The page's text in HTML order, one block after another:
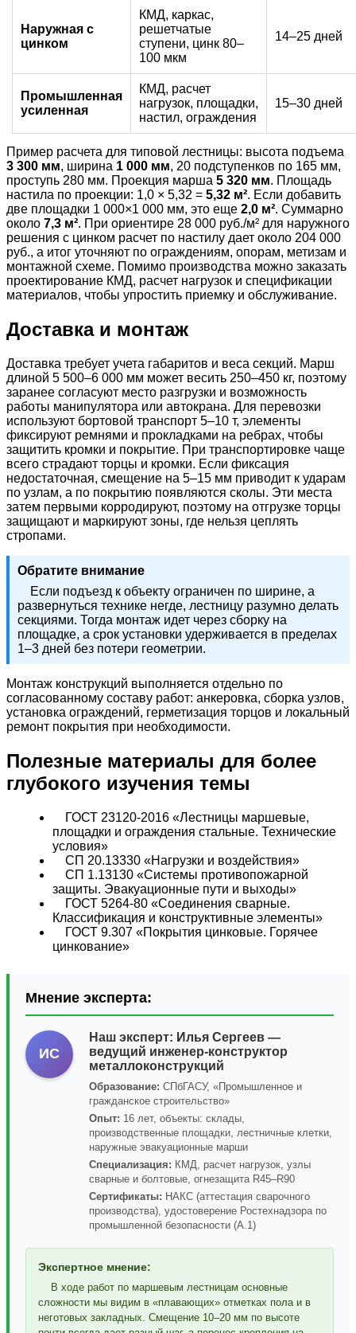
Наружная с
цинком
КМД, каркас,
решетчатые
ступени, цинк 80–
100 мкм
14–25 дней
Промышленная
усиленная
КМД, расчет
нагрузок, площадки,
настил, ограждения
15–30 дней
Пример расчета для типовой лестницы: высота подъема
3 300 мм, ширина 1 000 мм, 20 подступенков по 165 мм,
проступь 280 мм. Проекция марша 5 320 мм. Площадь
настила по проекции: 1,0 × 5,32 = 5,32 м². Если добавить
две площадки 1 000×1 000 мм, это еще 2,0 м². Суммарно
около 7,3 м². При ориентире 28 000 руб./м² для наружного
решения с цинком расчет по настилу дает около 204 000
руб., а итог уточняют по ограждениям, опорам, метизам и
монтажной схеме. Помимо производства можно заказать
проектирование КМД, расчет нагрузок и спецификации
материалов, чтобы упростить приемку и обслуживание.
Доставка и монтаж
Доставка требует учета габаритов и веса секций. Марш
длиной 5 500–6 000 мм может весить 250–450 кг, поэтому
заранее согласуют место разгрузки и возможность
работы манипулятора или автокрана. Для перевозки
используют бортовой транспорт 5–10 т, элементы
фиксируют ремнями и прокладками на ребрах, чтобы
защитить кромки и покрытие. При транспортировке чаще
всего страдают торцы и кромки. Если фиксация
недостаточная, смещение на 5–15 мм приводит к ударам
по узлам, а по покрытию появляются сколы. Эти места
затем первыми корродируют, поэтому на отгрузке торцы
защищают и маркируют зоны, где нельзя цеплять
стропами.
Обратите внимание
Если подъезд к объекту ограничен по ширине, а
развернуться технике негде, лестницу разумно делать
секциями. Тогда монтаж идет через сборку на
площадке, а срок установки удерживается в пределах
1–3 дней без потери геометрии.
Монтаж конструкций выполняется отдельно по
согласованному составу работ: анкеровка, сборка узлов,
установка ограждений, герметизация торцов и локальный
ремонт покрытия при необходимости.
Полезные материалы для более
глубокого изучения темы
ГОСТ 23120-2016 «Лестницы маршевые,
площадки и ограждения стальные. Технические
условия»
СП 20.13330 «Нагрузки и воздействия»
СП 1.13130 «Системы противопожарной
защиты. Эвакуационные пути и выходы»
ГОСТ 5264-80 «Соединения сварные.
Классификация и конструктивные элементы»
ГОСТ 9.307 «Покрытия цинковые. Горячее
цинкование»
Мнение эксперта:
ИС
Наш эксперт: Илья Сергеев —
ведущий инженер-конструктор
металлоконструкций
Образование: СПбГАСУ, «Промышленное и
гражданское строительство»
Опыт: 16 лет, объекты: склады,
производственные площадки, лестничные клетки,
наружные эвакуационные марши
Специализация: КМД, расчет нагрузок, узлы
сварные и болтовые, огнезащита R45–R90
Сертификаты: НАКС (аттестация сварочного
производства), удостоверение Ростехнадзора по
промышленной безопасности (А.1)
Экспертное мнение:
В ходе работ по маршевым лестницам основные
сложности мы видим в «плавающих» отметках пола и в
неготовых закладных. Смещение 10–20 мм по высоте